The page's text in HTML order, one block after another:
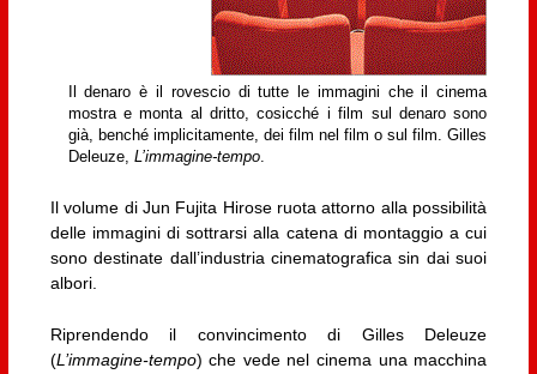
Il denaro è il rovescio di tutte le immagini che il cinema
mostra e monta al dritto, cosicché i film sul denaro sono
già, benché implicitamente, dei film nel film o sul film. Gilles
Deleuze, L’immagine-tempo.
Il volume di Jun Fujita Hirose ruota attorno alla possibilità
delle immagini di sottrarsi alla catena di montaggio a cui
sono destinate dall’industria cinematografica sin dai suoi
albori.
Riprendendo il convincimento di Gilles Deleuze
(L’immagine-tempo) che vede nel cinema una macchina